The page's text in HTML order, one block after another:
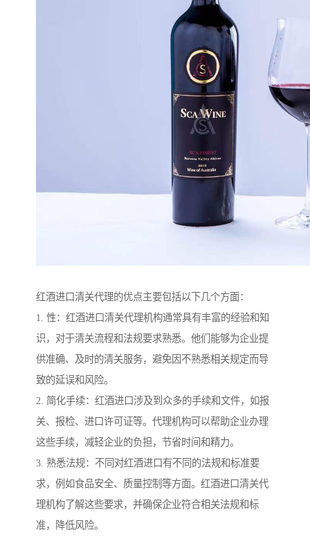
红酒进口清关代理的优点主要包括以下几个方面：
1. 性：红酒进口清关代理机构通常具有丰富的经验和知
识，对于清关流程和法规要求熟悉。他们能够为企业提
供准确、及时的清关服务，避免因不熟悉相关规定而导
致的延误和风险。
2. 简化手续：红酒进口涉及到众多的手续和文件，如报
关、报检、进口许可证等。代理机构可以帮助企业办理
这些手续，减轻企业的负担，节省时间和精力。
3. 熟悉法规：不同对红酒进口有不同的法规和标准要
求，例如食品安全、质量控制等方面。红酒进口清关代
理机构了解这些要求，并确保企业符合相关法规和标
准，降低风险。